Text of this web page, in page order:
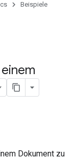
Beispiele
Dokument zu